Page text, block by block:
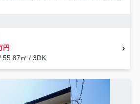
円
55.87㎡ / 3DK